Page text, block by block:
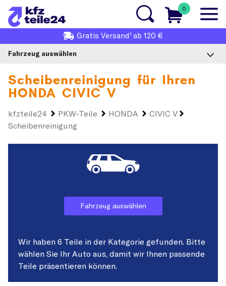
0
Gratis Versand1 ab 120 €
Fahrzeug auswählen
Scheibenreinigung für Ihren
HONDA CIVIC V
kfzteile24 PKW-Teile HONDA
CIVIC V
Scheibenreinigung
Fahrzeug auswählen
Wir haben 6 Teile in der Kategorie gefunden. Bitte
wählen Sie Ihr Auto aus, damit wir Ihnen passende
Teile präsentieren können.